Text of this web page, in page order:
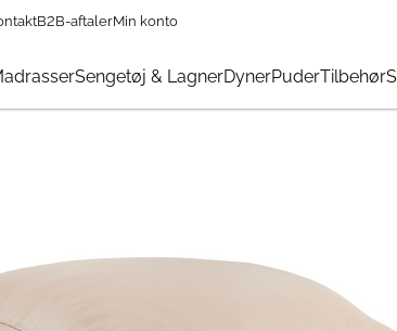
B2B-aftalerMin konto
Sengetøj & LagnerDynerPuderTilbehør
I Tilbud → Nordic Weaving Bambus Beige Sengetøj